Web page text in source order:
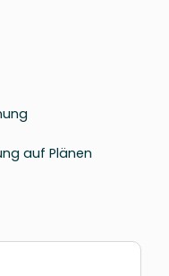
auf Plänen